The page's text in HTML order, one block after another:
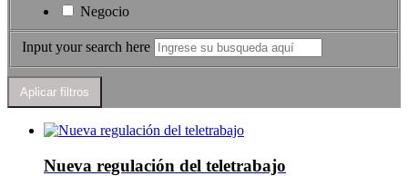
Negocio
Input your search here
Nueva regulación del teletrabajo